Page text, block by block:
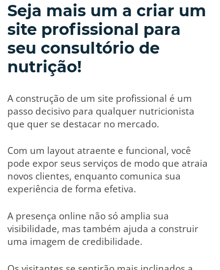
Seja mais um a criar um
site profissional para
seu consultório de
nutrição!
A construção de um site profissional é um
passo decisivo para qualquer nutricionista
que quer se destacar no mercado.
Com um layout atraente e funcional, você
pode expor seus serviços de modo que atraia
novos clientes, enquanto comunica sua
experiência de forma efetiva.
A presença online não só amplia sua
visibilidade, mas também ajuda a construir
uma imagem de credibilidade.